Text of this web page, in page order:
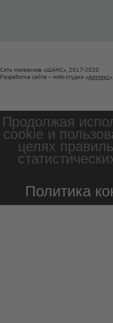
Сеть магазинов «ШАНС», 2017-2020
Разработка сайта – web-студия «Артлекс
Продолжая
cookie и
целях
Политика